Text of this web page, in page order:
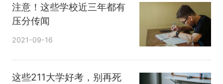
注意！这些学校近三年都有
压分传闻
2021-09-16
这些211大学好考，别再死